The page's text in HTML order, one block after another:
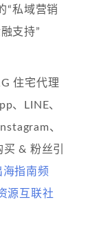
“私域营销
支持”
住宅代理
、LINE、
、
& 粉丝引
海指南频
源互联社